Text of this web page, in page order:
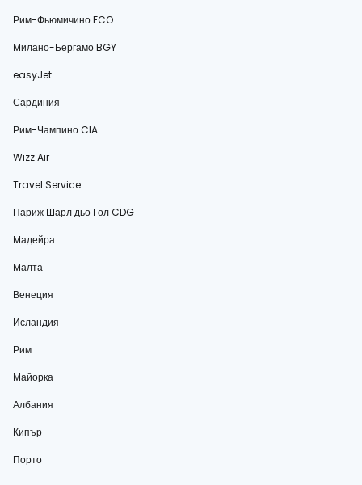
Рим-Фьюмичино FCO
Милано-Бергамо BGY
easyJet
Сардиния
Рим-Чампино CIA
Wizz Air
Travel Service
Париж Шарл дьо Гол CDG
Мадейра
Малта
Венеция
Исландия
Рим
Майорка
Албания
Кипър
Порто